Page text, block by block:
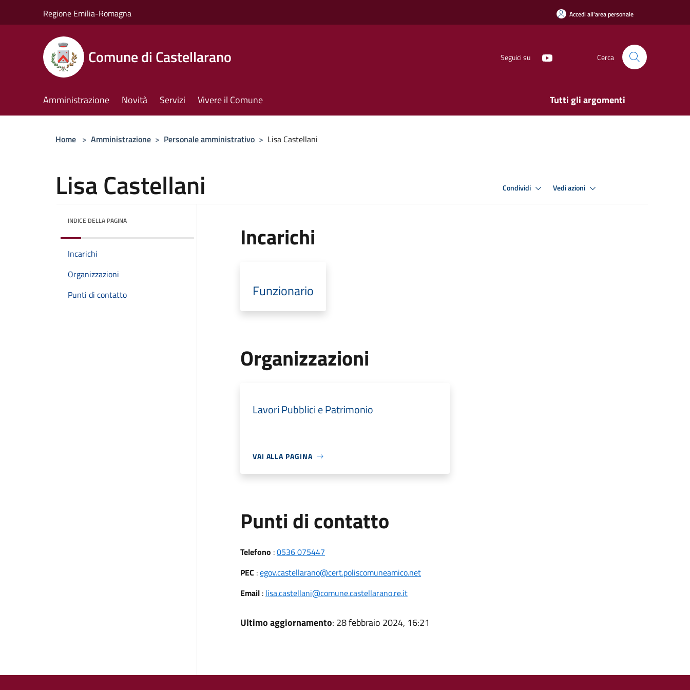
Regione Emilia-Romagna Accedi all'area personale
Comune di Castellarano Seguici su Cerca
Amministrazione Novità Servizi Vivere il Comune Tutti gli argomenti
Home > Amministrazione > Personale amministrativo > Lisa Castellani
Lisa Castellani Condividi Vedi azioni
INDICE DELLA PAGINA
Incarichi
Organizzazioni
Punti di contatto
Incarichi
Funzionario
Organizzazioni
Lavori Pubblici e Patrimonio
VAI ALLA PAGINA
Punti di contatto
Telefono :0536 075447
PEC :egov.castellarano@cert.poliscomuneamico.net
Email: lisa.castellani@comune.castellarano.re.it
Ultimo aggiornamento: 28 febbraio 2024, 16:21